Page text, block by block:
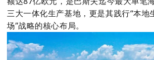
三大一体化生产基地，更是其践行“本地
场”战略的核心布局。